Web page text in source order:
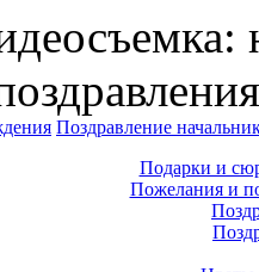
Поздравление
Подарки и
Пожелания и